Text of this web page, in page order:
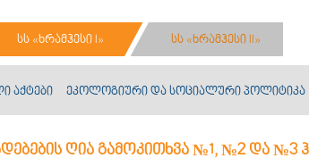
სს «ხრამჰესი I» სს «ხრამჰესი II»
აქტები ეკოლოგიური და სოციალური პოლიტიკა
ღია გამოკითხვა №1, №2 და